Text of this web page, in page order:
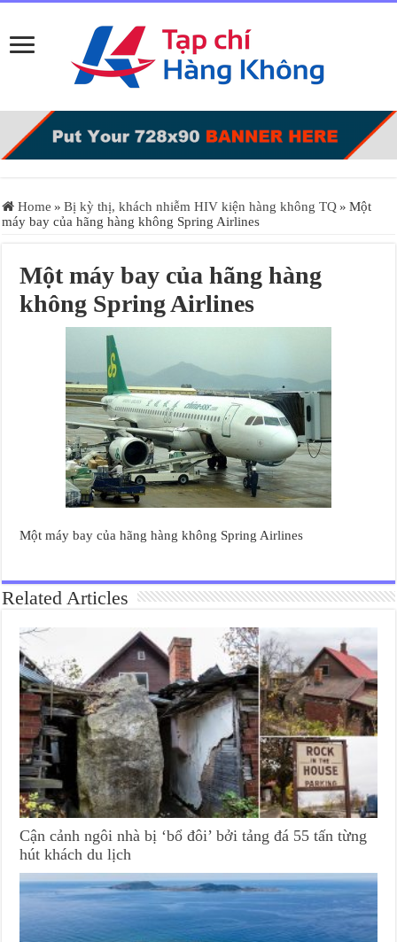
Home » Bị kỳ thị, khách nhiễm HIV kiện hàng không TQ » Một
máy bay của hãng hàng không Spring Airlines
Một máy bay của hãng hàng
không Spring Airlines
Một máy bay của hãng hàng không Spring Airlines
Related Articles
Cận cảnh ngôi nhà bị ‘bổ đôi’ bởi tảng đá 55 tấn từng
hút khách du lịch